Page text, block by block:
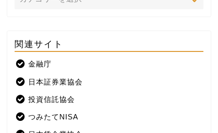
関連サイト
金融庁
日本証券業協会
投資信託協会
つみたてNISA